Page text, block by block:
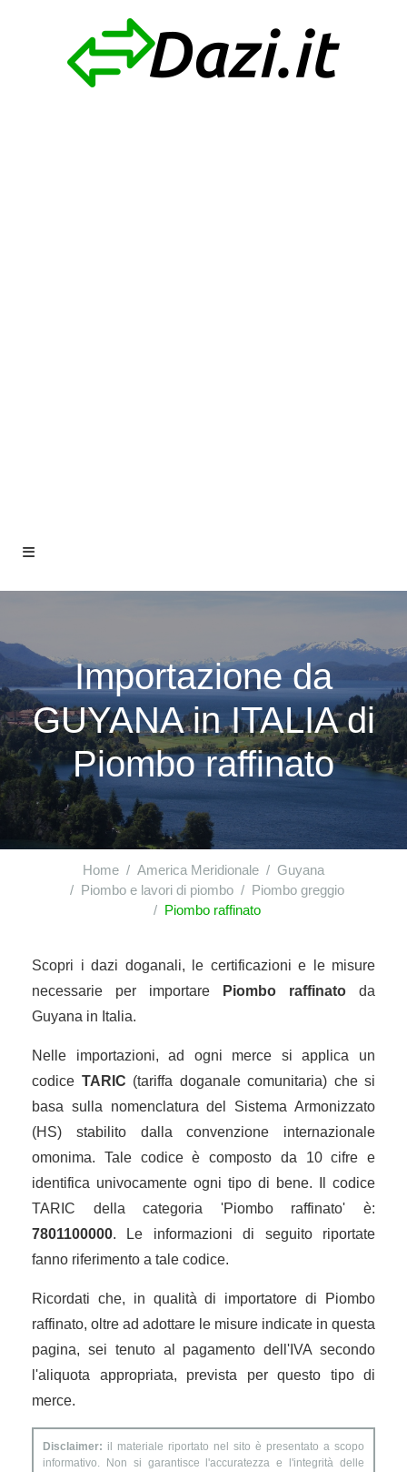
Importazione da
GUYANA in ITALIA di
Piombo raffinato
Home America Meridionale
Guyana
Piombo e lavori di piombo
Piombo greggio
Piombo raffinato
Scopri i dazi doganali, le certificazioni e le misure
necessarie per importare
Piombo raffinato da
Guyana in Italia.
Nelle importazioni, ad ogni merce si applica un
codice TARIC (tariffa doganale comunitaria) che si
basa sulla nomenclatura del Sistema Armonizzato
(HS) stabilito dalla convenzione internazionale
omonima. Tale codice è composto da 10 cifre e
identifica univocamente ogni tipo di bene. Il codice
TARIC della categoria 'Piombo raffinato' è:
7801100000. Le informazioni di seguito riportate
fanno riferimento a tale codice.
Ricordati che, in qualità di importatore di Piombo
raffinato, oltre ad adottare le misure indicate in questa
pagina, sei tenuto al pagamento dell'IVA secondo
l'aliquota appropriata, prevista per questo tipo di
merce.
Disclaimer: il materiale riportato nel sito è presentato a scopo
informativo. Non si garantisce l'accuratezza e l'integrità delle